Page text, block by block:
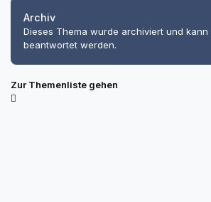
Archiv
Dieses Thema wurde archiviert und
beantwortet werden.
Zur Themenliste gehen